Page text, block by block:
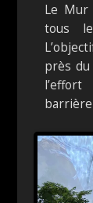
Le Mur
tous
près
barrière